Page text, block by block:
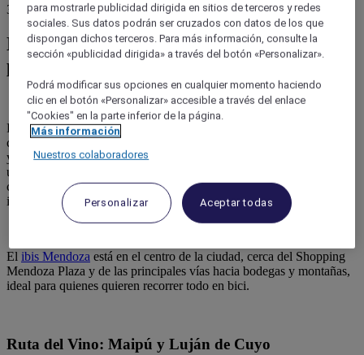
3 minutos
Mejores rutas para ciclistas con
presupuesto ajustado
Pedalear en Mendoza es una experiencia que combina naturaleza,
cultura y buenos precios. La ciudad ofrece muchas rutas accesibles,
ya sea para quienes disfrutan de bodegas, montañas o paseos
urbanos. Y para hacer todo aún más fácil, elegí un alojamiento que
combine comodidad, precio justo y ubicación estratégica, como el
ibis.
El ibis Mendoza está en el centro de la ciudad, cerca del Shopping
Mendoza Plaza y de las principales vías hacia bodegas y montañas,
ideal para quienes quieren recorrer todo en bici.
Ruta del Vino: Maipú y Luján de Cuyo
para mostrarle publicidad dirigida en sitios de terceros y redes
sociales. Sus datos podrán ser cruzados con datos de los que
dispongan dichos terceros. Para más información, consulte la
sección «publicidad dirigida» a través del botón «Personalizar».
Podrá modificar sus opciones en cualquier momento haciendo
clic en el botón «Personalizar» accesible a través del enlace
"Cookies" en la parte inferior de la página.
Más información
Nuestros colaboradores
Personalizar Aceptar todas